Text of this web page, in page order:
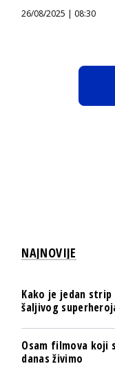
26/08/2025 | 08:30
NAJNOVIJE
Kako je jedan strip
šaljivog
Osam filmova koji
danas živimo